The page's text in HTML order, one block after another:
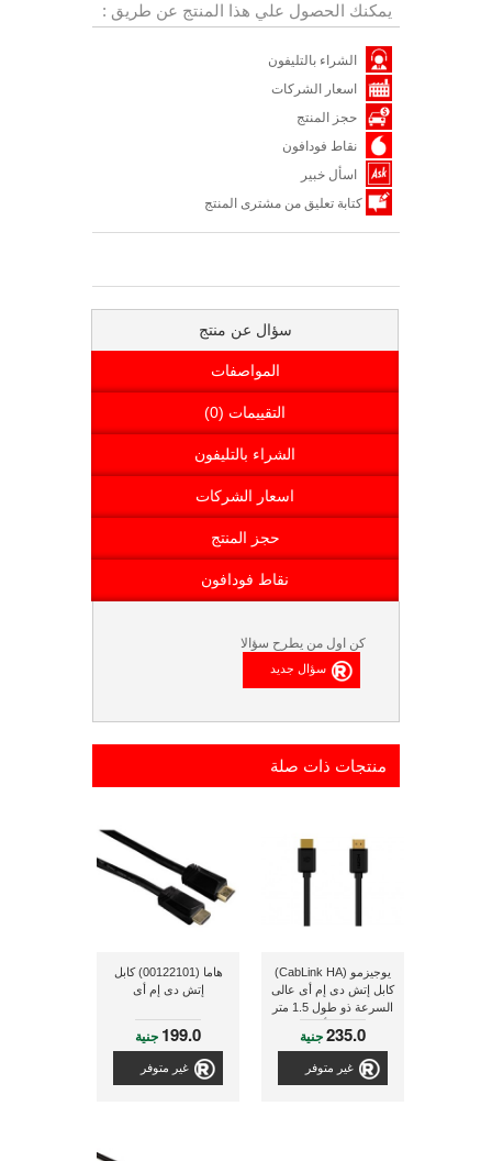
يمكنك الحصول علي هذا المنتج عن طريق :
الشراء بالتليفون
اسعار الشركات
حجز المنتج
نقاط فودافون
اسأل خبير
كتابة تعليق من مشترى المنتج
سؤال عن منتج
المواصفات
التقييمات (0)
الشراء بالتليفون
اسعار الشركات
حجز المنتج
نقاط فودافون
كن اول من يطرح سؤالا
منتجات ذات صلة
يوجيزمو (CabLink HA)
كابل إتش دى إم أى عالى
السرعة ذو طول 1.5 متر
ذو لون أسود
235.0جنية
غير متوفر
هاما (00122101) كابل
إتش دى إم أى
199.0 جنية
غير متوفر